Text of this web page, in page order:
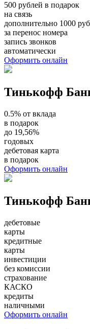
500 рублей в подарок
на связь
дополнительно 1000
за перенос номера
запись звонков
автоматически
Оформить онлайн
Тинькофф
0.5% от вклада
в подарок
до 19,56%
годовых
дебетовая карта
в подарок
Оформить онлайн
Тинькофф
дебетовые
карты
кредитные
карты
инвестиции
без комиссии
страхование
КАСКО
кредиты
наличными
Оформить онлайн